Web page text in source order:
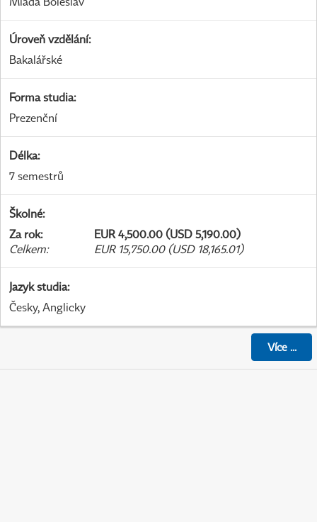
Úroveň vzdělání:
Bakalářské
Forma studia:
Prezenční
Délka:
7 semestrů
Školné:
Za rok:
EUR 4,500.00 (USD 5,190.00)
Celkem: EUR 15,750.00 (USD 18,165.01)
Jazyk studia:
Česky, Anglicky
Více...